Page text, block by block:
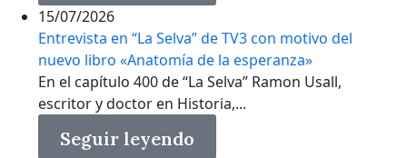
15/07/2026
Entrevista en “La Selva” de TV3 con motivo del
nuevo libro «Anatomía de la esperanza»
En el capítulo 400 de “La Selva” Ramon Usall,
escritor y doctor en Historia,...
Seguir leyendo